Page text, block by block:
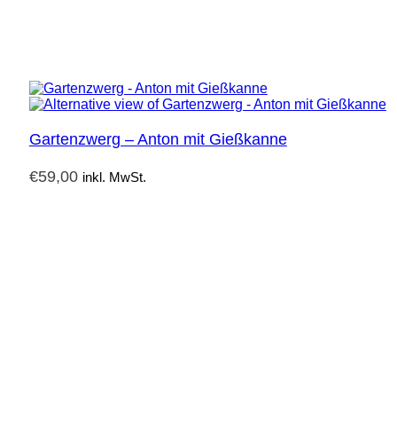
Gartenzwerg – Anton mit Gießkanne
€59,00 inkl. MwSt.